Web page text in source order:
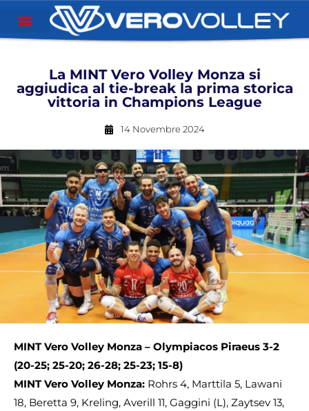
La MINT Vero Volley Monza si
aggiudica al tie-break la prima storica
vittoria in Champions League
14 Novembre 2024
MINT Vero Volley Monza – Olympiacos Piraeus 3-2
(20-25; 25-20; 26-28; 25-23; 15-8)
MINT Vero Volley Monza: Rohrs 4, Marttila 5, Lawani
18, Beretta 9, Kreling, Averill 11, Gaggini (L), Zaytsev 13,